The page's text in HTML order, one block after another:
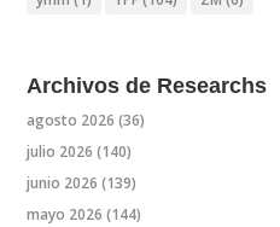
Archivos de Researchs
agosto 2026 (36)
julio 2026 (140)
junio 2026 (139)
mayo 2026 (144)